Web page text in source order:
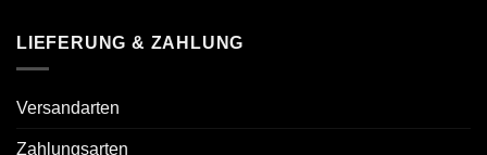
LIEFERUNG & ZAHLUNG
Versandarten
Zahlungsarten